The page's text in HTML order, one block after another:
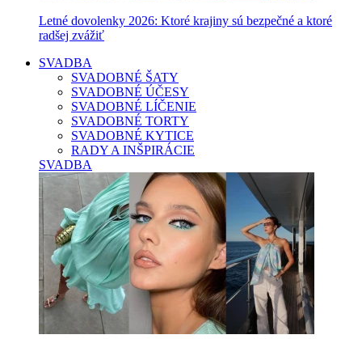
Letné dovolenky 2026: Ktoré krajiny sú bezpečné a ktoré
radšej zvážiť
SVADBA
SVADOBNÉ ŠATY
SVADOBNÉ ÚČESY
SVADOBNÉ LÍČENIE
SVADOBNÉ TORTY
SVADOBNÉ KYTICE
RADY A INŠPIRÁCIE
SVADBA